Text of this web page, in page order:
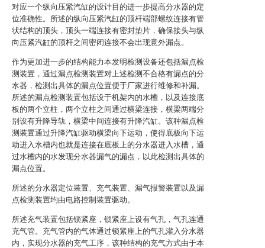
对应一个纵向压紧汽缸的设计目的进一步提高分水器的定
位准确性。所述的纵向压紧汽缸的顶杆端部螺纹连接有管
状结构的顶头，顶头一端连接有密封垫片，确保接头与纵
向压紧汽缸的顶杆之间密闭连接不会出现意外漏点。
作为更加进一步的结构能力本发明检测设备还包括漏点检
测装置，通过漏点检测装置对上述检测不合格有漏点的分
水器，检测出具体的漏点位置便于厂家进行维修和补漏。
所述的漏点检测装置包括设于机架内的水槽，以及连接底
板的两个立柱，两个立柱之间通过横梁连接，横梁两端分
别设有升降导轨，横梁中间连接有升降汽缸。该种漏点检
测装置通过升降汽缸驱动横梁向下运动，使得底板向下运
动进入水槽内也就是连接在底板上的分水器进入水槽，通
过水槽内的水发现分水器漏气的漏点，以此检测出具体的
漏点位置。
所述的分水器定位装置、充气装置、漏气报警装置以及漏
点检测装置均由电路控制装置驱动。
所述充气装置包括锁紧座，锁紧座上设有气孔，气孔连通
充气管。充气管内的气体通过锁紧座上的气孔灌入分水器
内，实现分水器的充气工序，该种结构的充气方式由于本